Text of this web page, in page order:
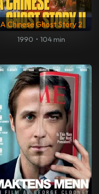
A Chinese Ghost Story 2
1990 • 104 min